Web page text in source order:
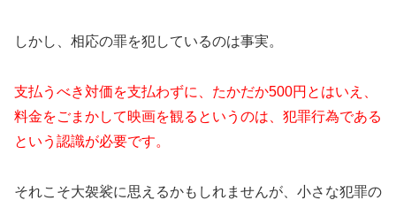
しかし、相応の罪を犯しているのは事実。
支払うべき対価を支払わずに、たかだか500円とはいえ、
料金をごまかして映画を観るというのは、犯罪行為である
という認識が必要です。
それこそ大袈裟に思えるかもしれませんが、小さな犯罪の